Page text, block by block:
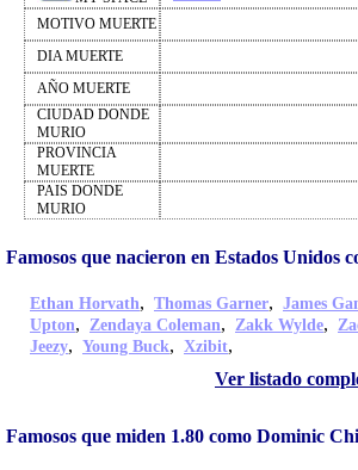
MOTIVO MUERTE
DIA MUERTE
AÑO MUERTE
CIUDAD DONDE
MURIO
PROVINCIA
MUERTE
PAIS DONDE
MURIO
Famosos que nacieron en Estados Unidos
Ethan Horvath, Thomas Garner, James
Upton, Zendaya Coleman, Zakk Wylde,
Jeezy, Young Buck, Xzibit,
Ver listado
Famosos que miden 1.80 como Dominic